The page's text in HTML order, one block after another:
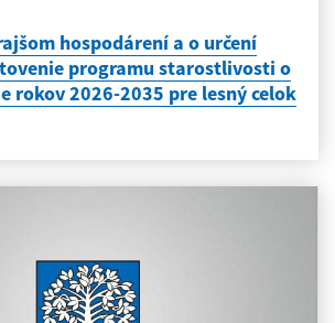
hospodárení a o určení
programu starostlivosti o
rokov 2026-2035 pre lesný celok